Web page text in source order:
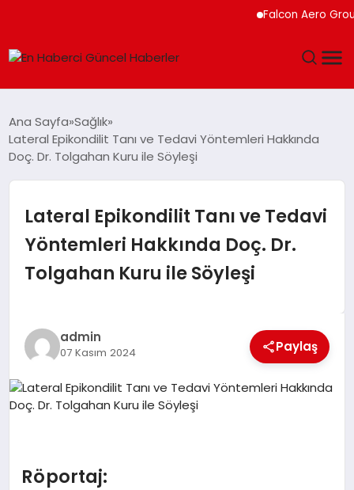
Falcon Aero Group,
SPOR
MAGAZIN
EKONOMI
EĞITIM
Ana Sayfa Sağlık
Lateral Epikondilit Tanı ve Tedavi Yöntemleri Hakkında
Doç. Dr. Tolgahan Kuru ile Söyleşi
Lateral Epikondilit Tanı ve Tedavi
Yöntemleri Hakkında Doç. Dr.
Tolgahan Kuru ile Söyleşi
admin
07 Kasım 2024 Paylaş
Röportaj: